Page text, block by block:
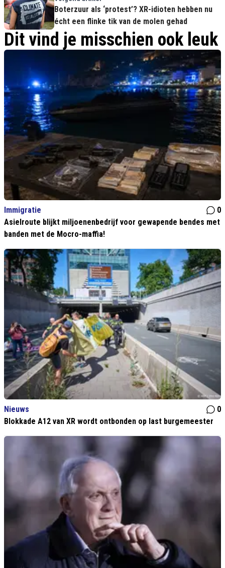
Boterzuur als ‘protest’? XR-idioten hebben nu
écht een flinke tik van de molen gehad
Dit vind je misschien ook leuk
Immigratie
0
Asielroute blijkt miljoenenbedrijf voor gewapende bendes met
banden met de Mocro-maffia!
Nieuws
0
Blokkade A12 van XR wordt ontbonden op last burgemeester